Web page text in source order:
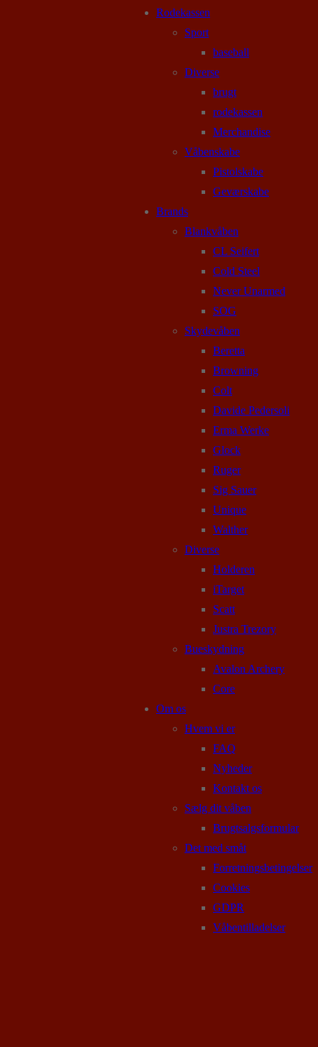
Rodekassen
Sport
baseball
Diverse
brugt
rodekassen
Merchandise
Våbenskabe
Pistolskabe
Geværskabe
Brands
Blankvåben
CL Seifert
Cold Steel
Never Unarmed
SOG
Skydevåben
Beretta
Browning
Colt
Davide Pedersoli
Erma Werke
Glock
Ruger
Sig Sauer
Unique
Walther
Diverse
Holderen
iTarget
Scatt
Justra Trezory
Bueskydning
Avalon Archery
Core
Om os
Hvem vi er
FAQ
Nyheder
Kontakt os
Sælg dit våben
Brugtsalgsformular
Det med småt
Forretningsbetingelser
Cookies
GDPR
Våbentilladelser